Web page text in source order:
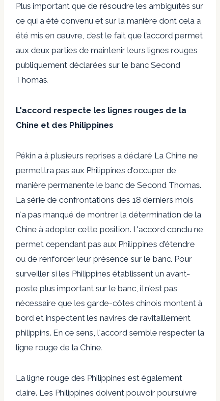
Plus important que de résoudre les ambiguïtés sur
ce qui a été convenu et sur la manière dont cela a
été mis en œuvre, c’est le fait que l’accord permet
aux deux parties de maintenir leurs lignes rouges
publiquement déclarées sur le banc Second
Thomas.
L'accord respecte les lignes rouges de la
Chine et des Philippines
Pékin a à plusieurs reprises a déclaré La Chine ne
permettra pas aux Philippines d'occuper de
manière permanente le banc de Second Thomas.
La série de confrontations des 18 derniers mois
n'a pas manqué de montrer la détermination de la
Chine à adopter cette position. L'accord conclu ne
permet cependant pas aux Philippines d'étendre
ou de renforcer leur présence sur le banc. Pour
surveiller si les Philippines établissent un avant-
poste plus important sur le banc, il n'est pas
nécessaire que les garde-côtes chinois montent à
bord et inspectent les navires de ravitaillement
philippins. En ce sens, l'accord semble respecter la
ligne rouge de la Chine.
La ligne rouge des Philippines est également
claire. Les Philippines doivent pouvoir poursuivre